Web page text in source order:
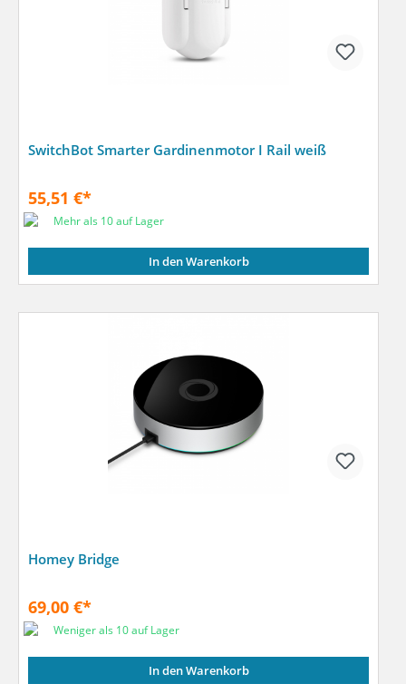
SwitchBot Smarter Gardinenmotor I Rail weiß
55,51 €*
Mehr als 10 auf Lager
In den Warenkorb
Homey Bridge
69,00 €*
Weniger als 10 auf Lager
In den Warenkorb